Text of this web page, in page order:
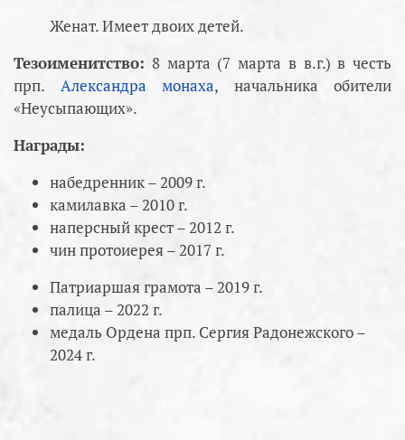
Женат. Имеет двоих детей.
Тезоименитство: 8 марта (7 марта в в.г.) в честь
прп. Александра монаха, начальника обители
«Неусыпающих».
Награды:
набедренник – 2009 г.
камилавка – 2010 г.
наперсный крест – 2012 г.
чин протоиерея – 2017 г.
Патриаршая грамота – 2019 г.
палица – 2022 г.
медаль Ордена прп. Сергия Радонежского –
2024 г.